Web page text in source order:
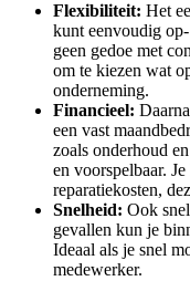
Flexibiliteit: Het
kunt eenvoudig
geen gedoe met
om te kiezen wat
onderneming.
Financieel:
een vast
zoals onderhoud
en voorspelbaar.
reparatiekosten,
Snelheid: Ook
gevallen kun je
Ideaal als je snel
medewerker.